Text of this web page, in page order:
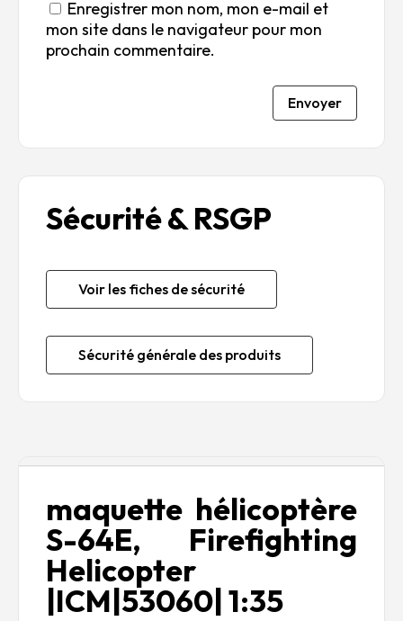
Enregistrer mon nom, mon e-mail et
mon site dans le navigateur pour mon
prochain commentaire.
Envoyer
Sécurité & RSGP
Voir les fiches de sécurité
Sécurité générale des produits
maquette hélicoptère
S-64E, Firefighting
Helicopter
|ICM|53060| 1:35